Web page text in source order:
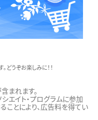
どうぞお楽しみに！！
まれます。
エイト・プログラムに参加
ことにより、広告料を得てい